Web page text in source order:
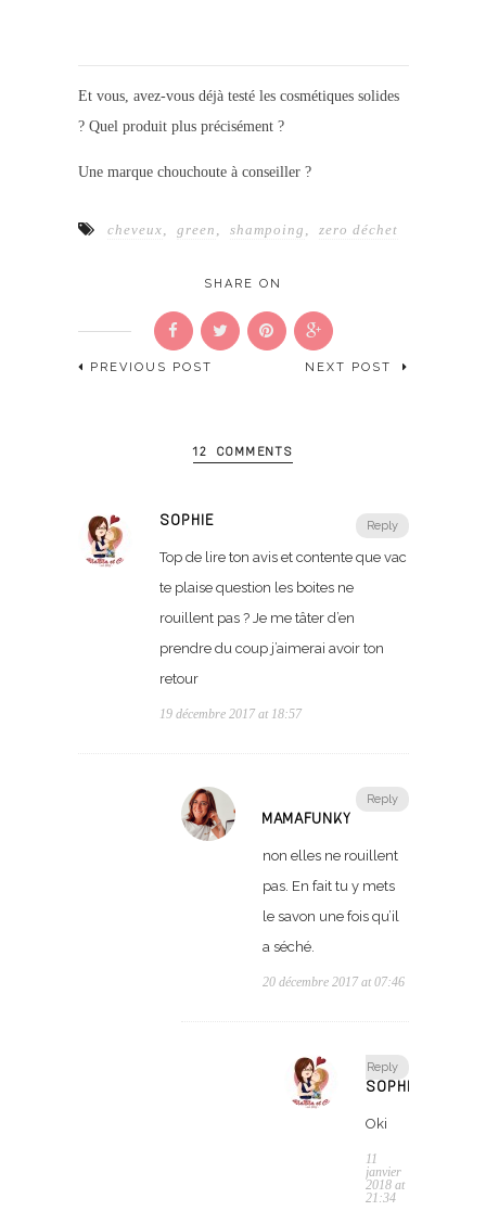
Et vous, avez-vous déjà testé les cosmétiques solides
? Quel produit plus précisément ?
Une marque chouchoute à conseiller ?
cheveux, green , shampoing , zero déchet
SHARE ON
PREVIOUS POST NEXT POST
12 COMMENTS
Reply
SOPHIE
Top de lire ton avis et contente que vac
te plaise question les boites ne
rouillent pas ? Je me tâter d’en
prendre du coup j’aimerai avoir ton
retour
19 décembre 2017 at 18:57
Reply
MAMAFUNKY
non elles ne rouillent
pas. En fait tu y mets
le savon une fois qu’il
a séché.
20 décembre 2017 at 07:46
Reply
SOPHIE
Oki
11
janvier
2018 at
21:34